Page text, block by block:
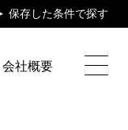
保存した条件で探す
会社概要